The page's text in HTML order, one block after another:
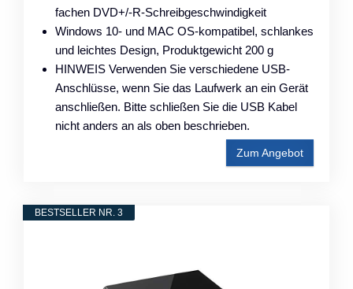
fachen DVD+/-R-Schreibgeschwindigkeit
Windows 10- und MAC OS-kompatibel, schlankes
und leichtes Design, Produktgewicht 200 g
HINWEIS Verwenden Sie verschiedene USB-
Anschlüsse, wenn Sie das Laufwerk an ein Gerät
anschließen. Bitte schließen Sie die USB Kabel
nicht anders an als oben beschrieben.
Zum Angebot
BESTSELLER NR. 3